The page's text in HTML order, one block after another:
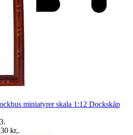
miniatyrer skala 1:12 Dockskåp
.
30 kr,.